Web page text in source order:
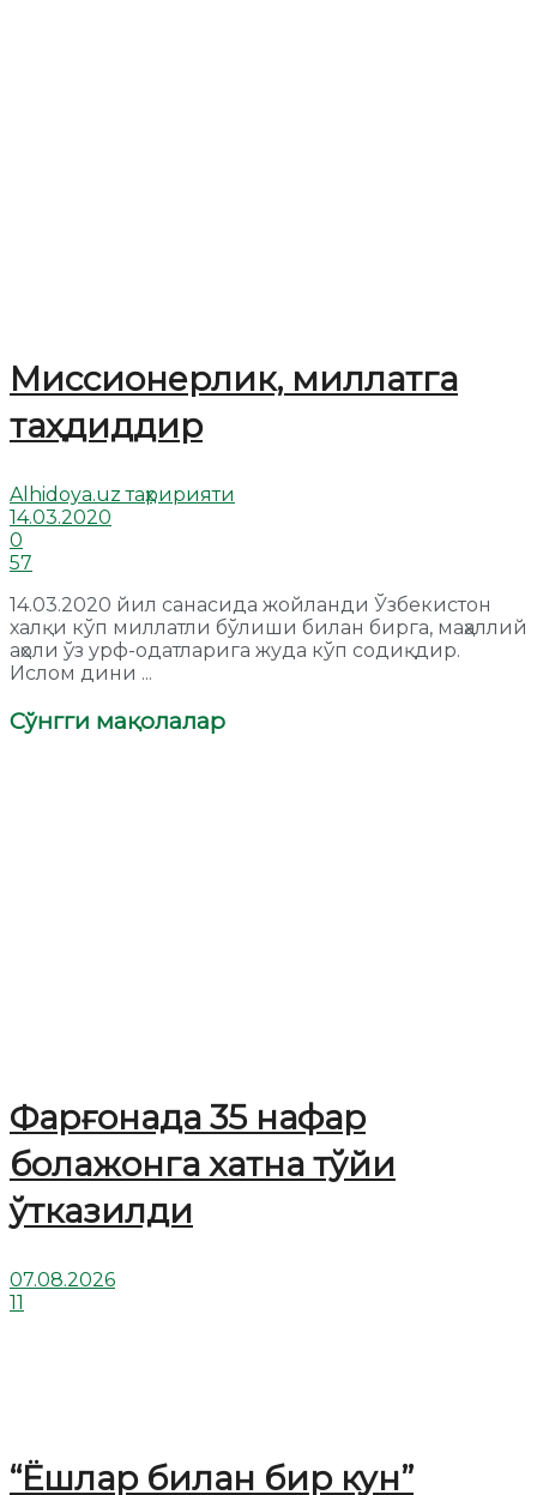
Миссионерлик, миллатга
таҳдиддир
Alhidoya.uz таҳририяти
14.03.2020
0
57
14.03.2020 йил санасида жойланди Ўзбекистон
халқи кўп миллатли бўлиши билан бирга, маҳаллий
аҳоли ўз урф-одатларига жуда кўп содиқдир.
Ислом дини ...
Сўнгги мақолалар
Фарғонада 35 нафар
болажонга хатна тўйи
ўтказилди
07.08.2026
11
“Ёшлар билан бир кун”